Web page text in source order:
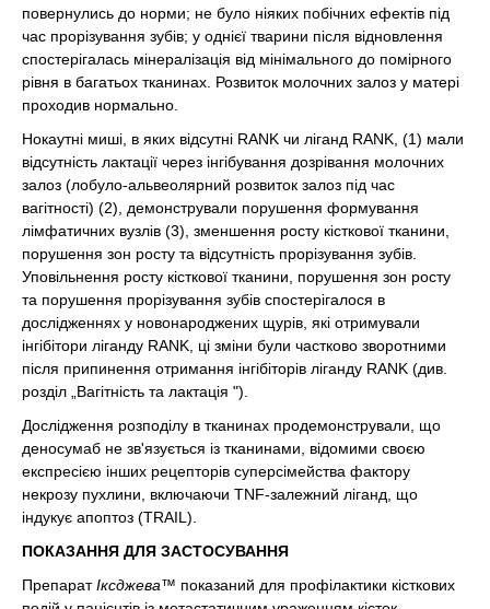
повернулись до норми; не було ніяких побічних ефектів під
час прорізування зубів; у однієї тварини після відновлення
спостерігалась мінералізація від мінімального до помірного
рівня в багатьох тканинах. Розвиток молочних залоз у матері
проходив нормально.
Нокаутні миші, в яких відсутні RANK чи ліганд RANK, (1) мали
відсутність лактації через інгібування дозрівання молочних
залоз (лобуло-альвеолярний розвиток залоз під час
вагітності) (2), демонстрували порушення формування
лімфатичних вузлів (3), зменшення росту кісткової тканини,
порушення зон росту та відсутність прорізування зубів.
Уповільнення росту кісткової тканини, порушення зон росту
та порушення прорізування зубів спостерігалося в
дослідженнях у новонароджених щурів, які отримували
інгібітори ліганду RANK, ці зміни були частково зворотними
після припинення отримання інгібіторів ліганду RANK (див.
розділ „Вагітність та лактація ").
Дослідження розподілу в тканинах продемонстрували, що
деносумаб не зв'язується із тканинами, відомими своєю
експресією інших рецепторів суперсімейства фактору
некрозу пухлини, включаючи TNF-залежний ліганд, що
індукує апоптоз (TRAIL).
ПОКАЗАННЯ ДЛЯ ЗАСТОСУВАННЯ
ПрепаратІксджева™ показаний для профілактики кісткових